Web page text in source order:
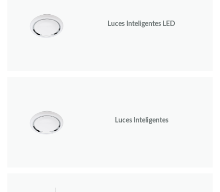
Luces Inteligentes LED
Luces Inteligentes